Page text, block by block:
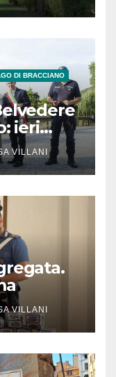
DI BRACCIANO
ieri
VILLANI
VILLANI